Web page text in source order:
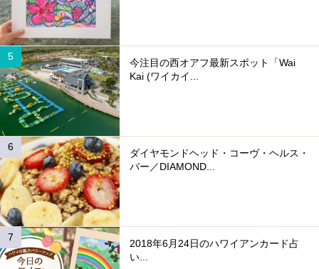
今注目の西オアフ最新スポット「Wai
Kai (ワイカイ...
ダイヤモンドヘッド・コーヴ・ヘルス・
バー／DIAMOND...
2018年6月24日のハワイアンカード占
い...